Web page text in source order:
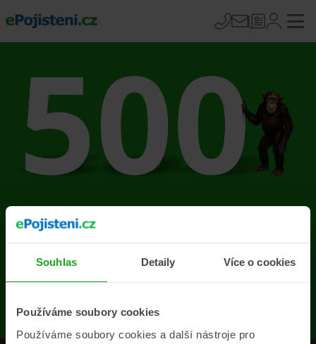
Souhlas Detaily Více o cookies
Používáme soubory cookies
Používáme soubory cookies a další nástroje pro
Na stránce se vyskytla
chyba